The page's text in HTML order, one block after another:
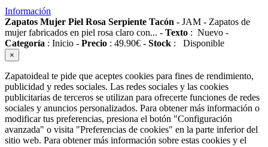
Información
Zapatos Mujer Piel Rosa Serpiente Tacón - JAM - Zapatos de
mujer fabricados en piel rosa claro con... - Texto : Nuevo -
Categoría : Inicio - Precio : 49.90€ - Stock : Disponible
×
Zapatoideal te pide que aceptes cookies para fines de rendimiento,
publicidad y redes sociales. Las redes sociales y las cookies
publicitarias de terceros se utilizan para ofrecerte funciones de redes
sociales y anuncios personalizados. Para obtener más información o
modificar tus preferencias, presiona el botón "Configuración
avanzada" o visita "Preferencias de cookies" en la parte inferior del
sitio web. Para obtener más información sobre estas cookies y el